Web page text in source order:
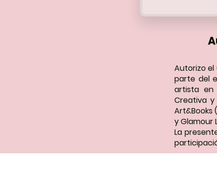
Autorizo
parte del
artista en
Creativa
Art&Books
y Glamour
La